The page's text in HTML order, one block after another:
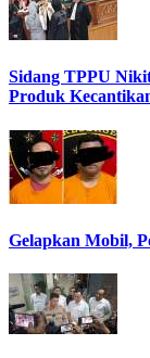
Sidang TPPU
Produk
Gelapkan Mobil,